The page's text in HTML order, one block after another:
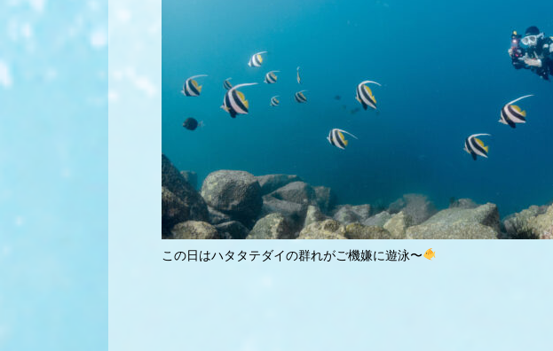
この日はハタタテダイの群れがご機嫌に遊泳〜